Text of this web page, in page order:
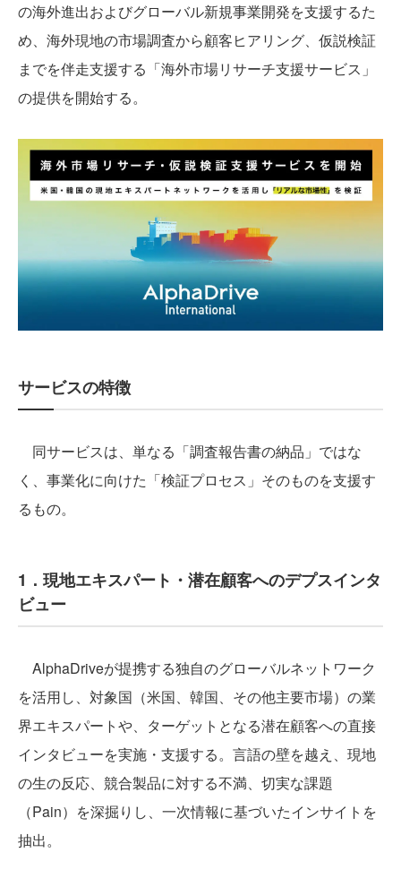
の海外進出およびグローバル新規事業開発を支援するた
め、海外現地の市場調査から顧客ヒアリング、仮説検証
までを伴走支援する「海外市場リサーチ支援サービス」
の提供を開始する。
サービスの特徴
同サービスは、単なる「調査報告書の納品」ではな
く、事業化に向けた「検証プロセス」そのものを支援す
るもの。
1．現地エキスパート・潜在顧客へのデプスインタ
ビュー
AlphaDriveが提携する独自のグローバルネットワーク
を活用し、対象国（米国、韓国、その他主要市場）の業
界エキスパートや、ターゲットとなる潜在顧客への直接
インタビューを実施・支援する。言語の壁を越え、現地
の生の反応、競合製品に対する不満、切実な課題
（Pain）を深掘りし、一次情報に基づいたインサイトを
抽出。